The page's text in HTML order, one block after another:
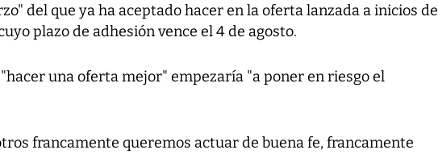
del que ya ha aceptado hacer en la oferta lanzada a inicios de
plazo de adhesión vence el 4 de agosto.
una oferta mejor" empezaría "a poner en riesgo el
francamente queremos actuar de buena fe, francamente